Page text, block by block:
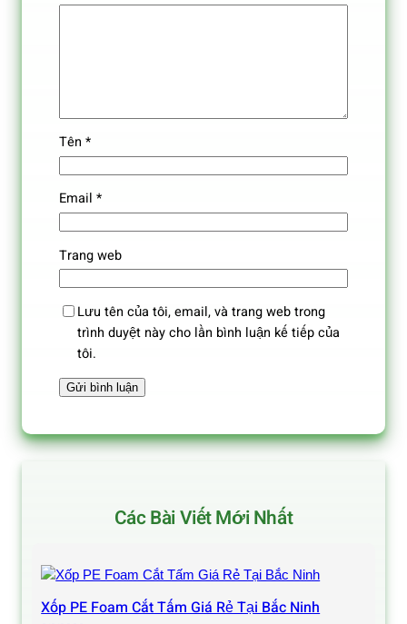
Tên *
Email *
Trang web
Lưu tên của tôi, email, và trang web trong
trình duyệt này cho lần bình luận kế tiếp của
tôi.
Các Bài Viết Mới Nhất
Xốp PE Foam Cắt Tấm Giá Rẻ Tại Bắc Ninh